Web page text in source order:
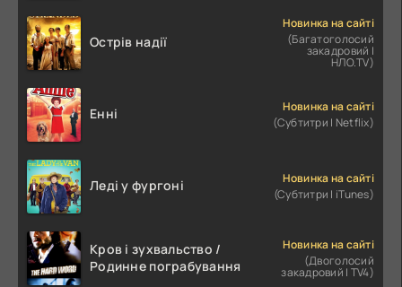
Острів надії
Новинка на сайті
(Багатоголосий
закадровий |
НЛО.TV)
Енні
Новинка на сайті
(Субтитри | Netflix)
Леді у фургоні
Новинка на сайті
(Субтитри | iTunes)
Кров і зухвальство /
Родинне пограбування
Новинка на сайті
(Двоголосий
закадровий | TV4)